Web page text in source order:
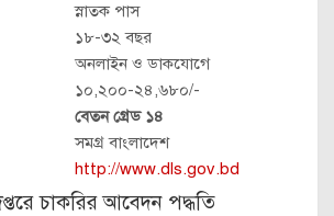
স্নাতক পাস
১৮-৩২ বছর
অনলাইন ও ডাকযোগে
১০,২০০-২৪,৬৮০/-
বেতন গ্রেড ১৪
সমগ্র বাংলাদেশ
http://www.dls.gov.bd
চাকরির আবেদন পদ্ধতি